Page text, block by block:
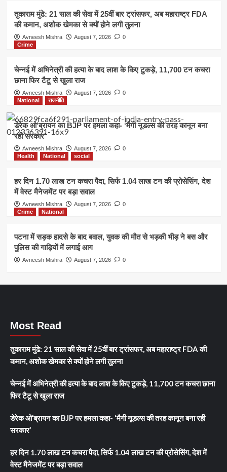
तुकाराम मुंढे: 21 साल की सेवा में 25वीं बार ट्रांसफर, अब महाराष्ट्र FDA
की कमान, अशोक खेमका से क्यों होने लगी तुलना
Avneesh Mishra August 7, 2026
0
Crime
चेन्नई में अभिनेत्री की हत्या के बाद लाश के किए टुकड़े, 11,700 टन कचरा
छाना फिर टैटू से खुला राज
Avneesh Mishra August 7, 2026
0
National
राजनीति
डेरेक ओ’ब्रायन का BJP पर हमला कहा- ‘मैगी नूडल्स की तरह कानून बना
रही सरकार’
Avneesh Mishra August 7, 2026
0
Health
National social
हर दिन 1.70 लाख टन कचरा पैदा, सिर्फ 1.04 लाख टन की प्रोसेसिंग, देश
में वेस्ट मैनेजमेंट पर बड़ा सवाल
Avneesh Mishra August 7, 2026
0
Crime
National
पटना में सड़क हादसे के बाद बवाल, युवक की मौत से भड़की भीड़ ने बस और
पुलिस की गाड़ियों में लगाई आग
Avneesh Mishra August 7, 2026 0
Most Read
तुकाराम मुंढे: 21 साल की सेवा में 25वीं बार ट्रांसफर, अब महाराष्ट्र FDA की
कमान, अशोक खेमका से क्यों होने लगी तुलना
चेन्नई में अभिनेत्री की हत्या के बाद लाश के किए टुकड़े, 11,700 टन कचरा छाना
फिर टैटू से खुला राज
डेरेक ओ’ब्रायन का BJP पर हमला कहा- ‘मैगी नूडल्स की तरह कानून बना रही
सरकार’
हर दिन 1.70 लाख टन कचरा पैदा, सिर्फ 1.04 लाख टन की प्रोसेसिंग, देश में
वेस्ट मैनेजमेंट पर बड़ा सवाल